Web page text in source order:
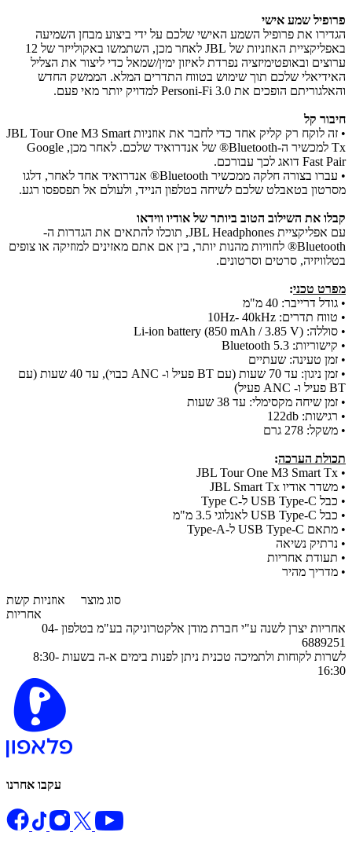
פרופיל שמע אישי
הגדירו את פרופיל השמע האישי שלכם על ידי ביצוע מבחן השמיעה
באפליקציית האוזניות של JBL לאחר מכן, השתמשו באקולייזר של 12
ערוצים ובאופטימיזציה נפרדת לאיזון ימין/שמאל כדי ליצור את הצליל
האידיאלי שלכם תוך שימוש בטווח התדרים המלא. הממשק החדש
והאלגוריתם הופכים את Personi-Fi 3.0 למדויק יותר מאי פעם.
חיבור קל
• זה לוקח רק קליק אחד כדי לחבר את אוזניות JBL Tour One M3 Smart
Tx למכשיר ה-Bluetooth® של אנדרואיד שלכם. לאחר מכן, Google
Fast Pair דואג לכך עבורכם.
• עברו בצורה חלקה ממכשיר Bluetooth® אנדרואיד אחד לאחר, דלגו
מסרטון בטאבלט שלכם לשיחה בטלפון הנייד, ולעולם אל תפספסו רגע.
קבלו את השילוב הטוב ביותר של אודיו ווידאו
עם אפליקציית JBL Headphones, תוכלו להתאים את הגדרות ה-
Bluetooth® לחוויות מהנות יותר, בין אם אתם מאזינים למוזיקה או צופים
בטלוויזיה, סרטים וסרטונים.
מפרט טכני:
• גודל דרייבר: 40 מ"מ
• טווח תדרים: 10Hz- 40kHz
• סוללה: Li-ion battery (850 mAh / 3.85 V)
• קישוריות: Bluetooth 5.3
• זמן טעינה: שעתיים
• זמן ניגון: עד 70 שעות (עם BT פעיל ו- ANC כבוי), עד 40 שעות (עם
BT פעיל ו- ANC פעיל)
• זמן שיחה מקסימלי: עד 38 שעות
• רגישות: 122db
• משקל: 278 גרם
תכולת הערכה:
• JBL Tour One M3 Smart Tx
• משדר אודיו JBL Smart Tx
• כבל USB Type-C ל-Type C
• כבל USB Type-C לאנלוגי 3.5 מ"מ
• מתאם USB Type-C ל-Type-A
• נרתיק נשיאה
• תעודת אחריות
• מדריך מהיר
סוג מוצר אוזניות קשת
אחריות
אחריות יצרן לשנה ע"י חברת מודן אלקטרוניקה בע"מ בטלפון 04-
6889251
לשרות לקוחות ולתמיכה טכנית ניתן לפנות בימים א-ה בשעות 8:30-
16:30
עקבו אחרנו